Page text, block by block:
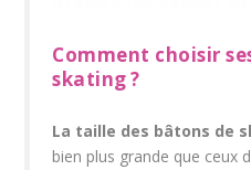
Comment choisir
skating ?
La taille des bâtons de
bien plus grande que ceux